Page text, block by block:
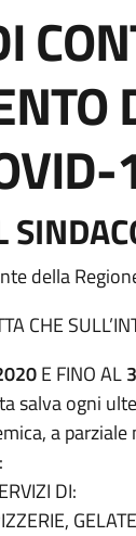
della
CHE
E FINO AL
salva ogni
a
DI: